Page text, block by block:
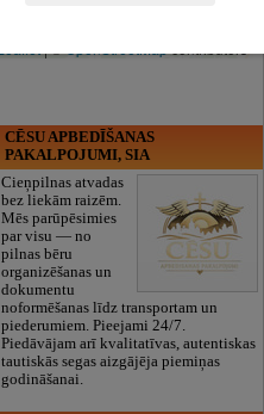
CĒSU APBEDĪŠANAS
PAKALPOJUMI, SIA
Cieņpilnas atvadas
bez liekām raizēm.
Mēs parūpēsimies
par visu — no
pilnas bēru
organizēšanas un
dokumentu
noformēšanas līdz transportam un
piederumiem. Pieejami 24/7.
Piedāvājam arī kvalitatīvas, autentiskas
tautiskās segas aizgājēja piemiņas
godināšanai.